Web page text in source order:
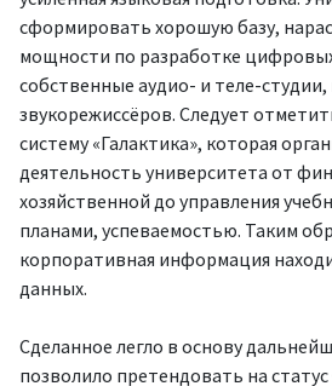
сформировать хорошую базу,
мощности по разработке
собственные аудио- и теле-
звукорежиссёров. Следует
систему «Галактика», которая
деятельность университета от
хозяйственной до управления
планами, успеваемостью. Таким
корпоративная информация
данных.
Сделанное легло в основу
позволило претендовать на